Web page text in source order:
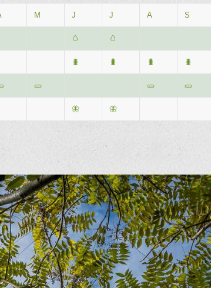
M J J A S
🥚 🥚
🐛 🐛 🐛 🐛
🥒 🥒 🥒
🦋 🦋